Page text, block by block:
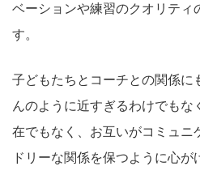
ベーションや練習のクオリティ
す。
子どもたちとコーチとの関係に
んのように近すぎるわけでも
在でもなく、お互いがコミュニ
ドリーな関係を保つように心